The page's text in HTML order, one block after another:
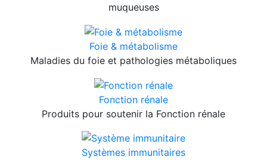
muqueuses
Foie & métabolisme
Maladies du foie et pathologies métaboliques
Fonction rénale
Produits pour soutenir la Fonction rénale
Systèmes immunitaires